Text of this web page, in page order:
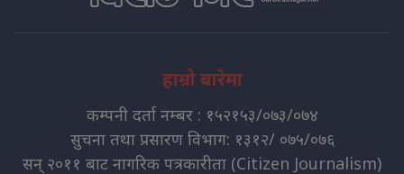
हाम्रो बारेमा
कम्पनी दर्ता नम्बर : १५२१५३/०७३/०७४
सुचना तथा प्रसारण विभाग: १३१२/ ०७५/०७६
सन् २०११ बाट नागरिक पत्रकारीता (Citizen Journalism)